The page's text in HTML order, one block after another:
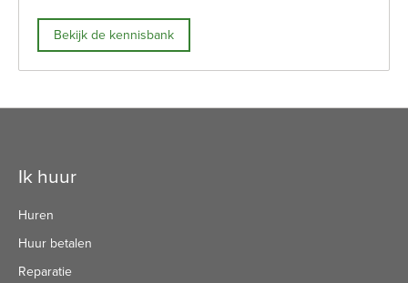
Bekijk de kennisbank
Contactinformatie
Ik huur
Huren
Huur betalen
Reparatie